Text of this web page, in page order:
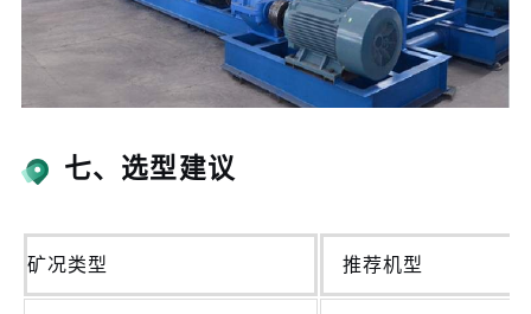
七、选型建议
矿况类型 推荐机型